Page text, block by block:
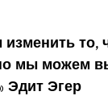
то,
мы можем
Эдит Эгер